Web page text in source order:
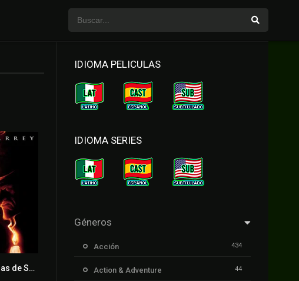
6.8
Los Fantasmas de Scrooge
IDIOMA PELICULAS
IDIOMA SERIES
Géneros
Acción 434
Action & Adventure 44